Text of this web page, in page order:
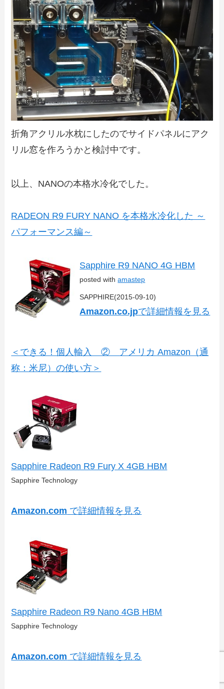
折角アクリル水枕にしたのでサイドパネルにアク
リル窓を作ろうかと検討中です。
以上、NANOの本格水冷化でした。
RADEON R9 FURY NANO を本格水冷化した ～
パフォーマンス編～
Sapphire R9 NANO 4G HBM
posted withamastep
SAPPHIRE(2015-09-10)
Amazon.co.jpで詳細情報を見る
＜できる！個人輸入 ② アメリカ Amazon（通
称：米尼）の使い方＞
Sapphire Radeon R9 Fury X 4GB HBM
Sapphire Technology
Amazon.com で詳細情報を見る
Sapphire Radeon R9 Nano 4GB HBM
Sapphire Technology
Amazon.com で詳細情報を見る